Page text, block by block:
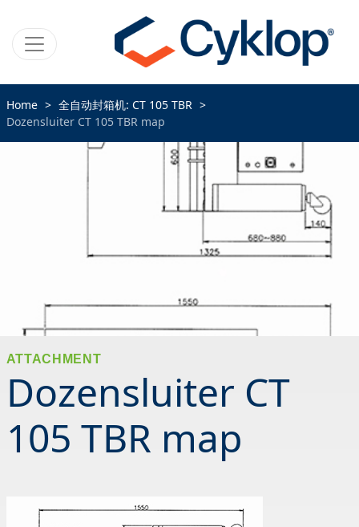
Home
全自动封箱机: CT 105 TBR
Dozensluiter CT 105 TBR map
ATTACHMENT
Dozensluiter CT
105 TBR map